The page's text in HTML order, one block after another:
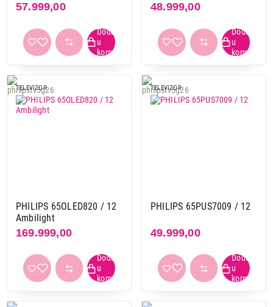
57.999,00 48.999,00
TELEVIZOR
PHILIPS 65OLED820 / 12
Ambilight
169.999,00
TELEVIZOR
PHILIPS 65PUS7009 / 12
49.999,00